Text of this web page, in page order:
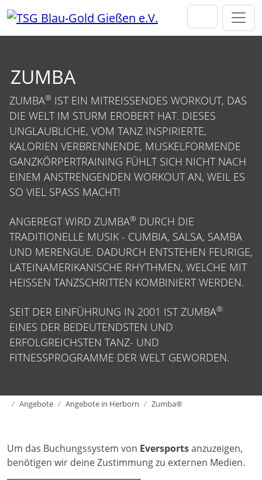
Direkt zur Hauptnavigation springen
Direkt zum Inhalt springen
ZUMBA
ZUMBA® IST EIN MITREISSENDES WORKOUT, DAS D
IE WELT IM STURM EROBERT HAT. DIESES U
NGLAUBLICHE, VOM TANZ INSPIRIERTE, K
ALORIEN VERBRENNENDE, MUSKELFORMENDE G
ANZKÖRPERTRAINING FÜHLT SICH NICHT NACH E
INEM ANSTRENGENDEN WORKOUT AN, WEIL ES S
O VIEL SPASS MACHT!
ANGEREGT WIRD ZUMBA® DURCH DIE
TRADITIONELLE MUSIK - CUMBIA, SALSA, SAMBA
UND MERENGUE. DADURCH ENTSTEHEN FEURIGE,
LATEINAMERIKANISCHE RHYTHMEN, WELCHE MIT
HEISSEN TANZSCHRITTEN KOMBINIERT WERDEN.
SEIT DER EINFÜHRUNG IN 2001 IST ZUMBA®
EINES DER BEDEUTENDSTEN UND
ERFOLGREICHSTEN TANZ- UND
FITNESSPROGRAMME DER WELT GEWORDEN.
HomeAngebote Angebote in Herborn Zumba®
Um das Buchungssystem von Eversportsanzuzeigen,
benötigen wir deine Zustimmung zu externen Medien.